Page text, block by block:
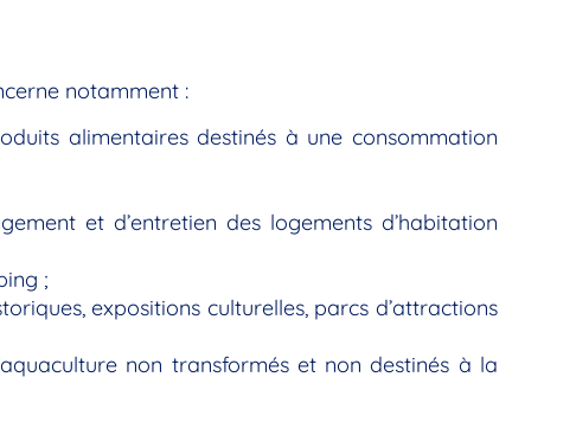
notamment :
alimentaires destinés à une consommation
et d’entretien des logements d’habitation
;
expositions culturelles, parcs d’attractions
non transformés et non destinés à la